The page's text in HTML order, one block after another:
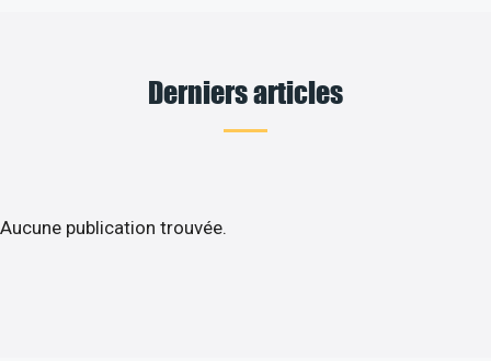
Derniers articles
Aucune publication trouvée.